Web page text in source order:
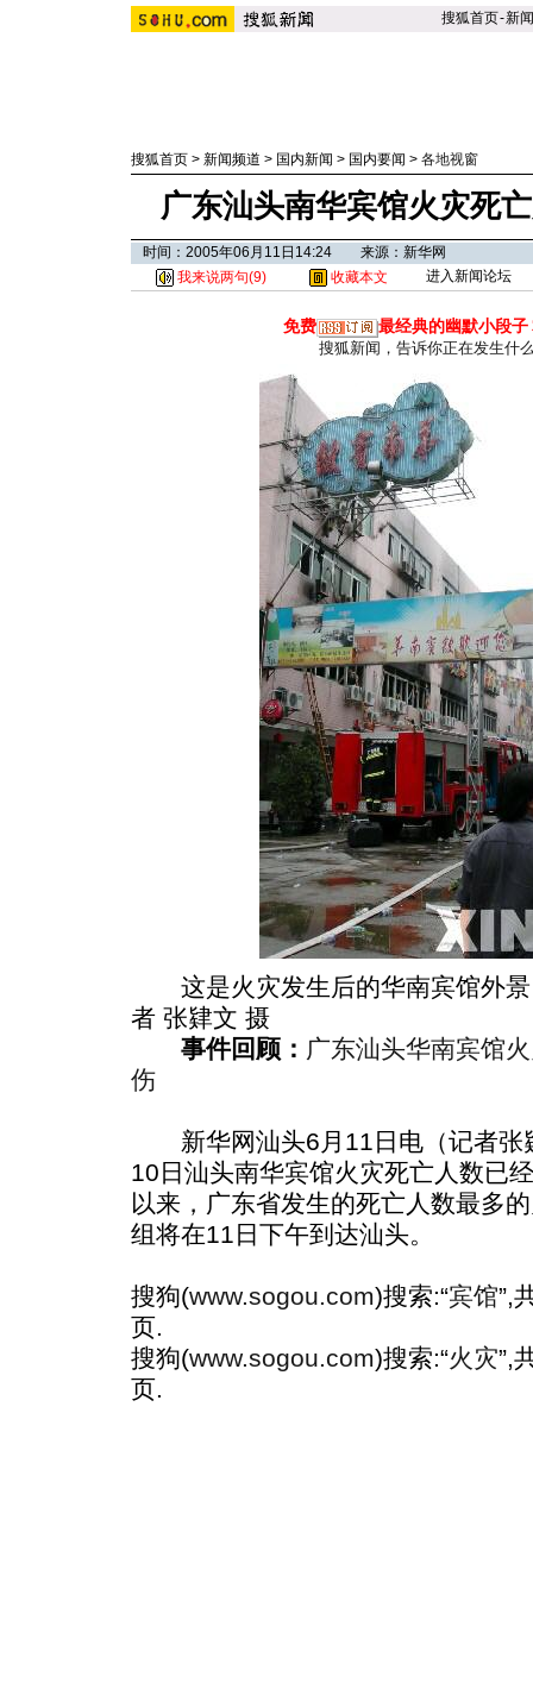
搜狐首页-新闻
搜狐首页 > 新闻频道 > 国内新闻 > 国内要闻 > 各地视窗
广东汕头南华宾馆火灾死
时间：2005年06月11日14:24 来源：新华网
我来说两句(9) 收藏本文 进入新闻论坛
免费 最经典的幽默小段子
搜狐新闻，告诉你正在发生什
这是火灾发生后的华南宾馆外景
者 张肄文 摄
事件回顾： 广东汕头华南宾馆
伤
新华网汕头6月11日电（记者张
10日汕头南华宾馆火灾死亡人数已
以来，广东省发生的死亡人数最多
组将在11日下午到达汕头。
搜狗(www.sogou.com)搜索:“宾馆”,
页.
搜狗(www.sogou.com)搜索:“火灾”,
页.